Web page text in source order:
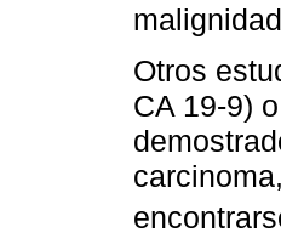
Otros
CA 19-9)